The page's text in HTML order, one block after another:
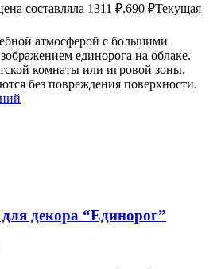
составляла 1311 ₽.690 ₽Текущая
атмосферой с большими
единорога на облаке.
комнаты или игровой зоны.
без повреждения поверхности.
декора “Единорог”